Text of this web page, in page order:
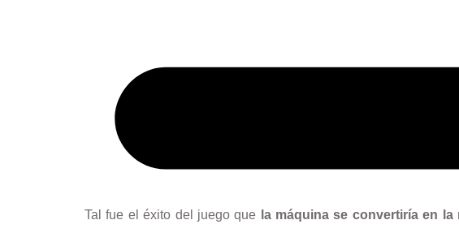
Tal fue el éxito del juego que la máquina se convertiría en la